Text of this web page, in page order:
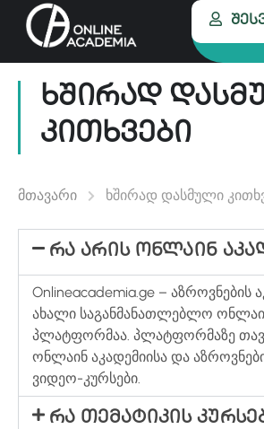
ხშირად
კითხვები
მთავარი ხშირად დასმული
რა არის ონლაინ
Onlineacademia.ge – აზროვნების
ახალი საგანმანათლებლო
პლატფორმაა. პლატფორმაზე
ონლაინ აკადემიისა და
ვიდეო-კურსები.
რა თემატიკის